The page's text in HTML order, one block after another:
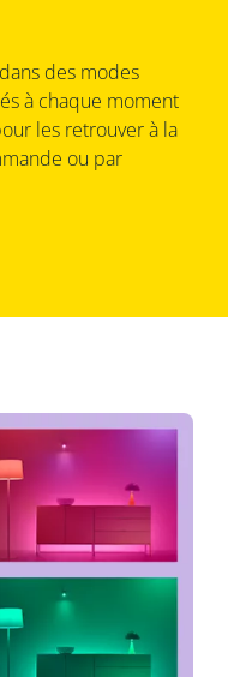
des modes
à chaque moment
les retrouver à la
ou par